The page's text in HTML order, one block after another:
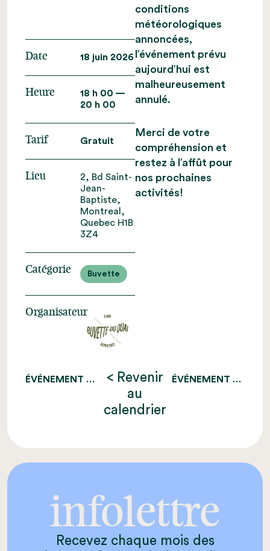
Date 18 juin 2026
Heure
18 h 00 —
20 h 00
Tarif Gratuit
Lieu
2, Bd Saint-
Jean-
Baptiste,
Montreal,
Quebec H1B
3Z4
Catégorie Buvette
Organisateur
conditions
météorologiques
annoncées,
l’événement prévu
aujourd’hui est
malheureusement
annulé.
Merci de votre
compréhension et
restez à l’affût pour
nos prochaines
activités!
ÉVÉNEMENT PRÉCÉDENT
< Revenir
au
calendrier
ÉVÉNEMENT SUIVANT
infolettre
Recevez chaque mois des